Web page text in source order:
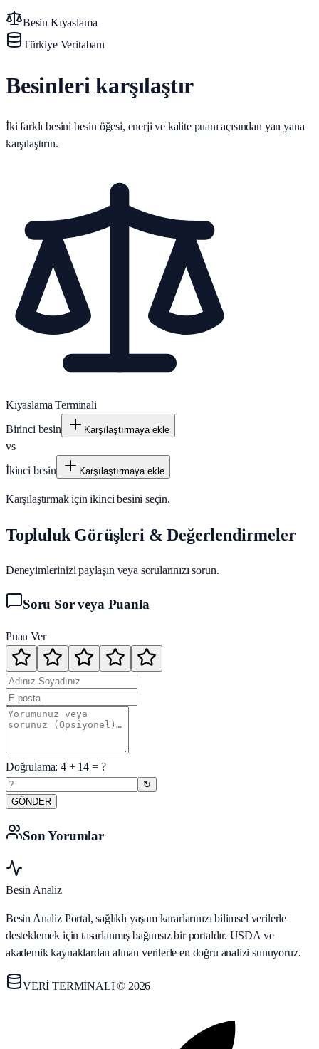
Besin Kıyaslama
Türkiye Veritabanı
Besinleri karşılaştır
İki farklı besini besin öğesi, enerji ve kalite puanı açısından yan yana
karşılaştırın.
Kıyaslama Terminali
Birinci besin
Karşılaştırmaya ekle
vs
İkinci besin
Karşılaştırmaya ekle
Karşılaştırmak için ikinci besini seçin.
Topluluk Görüşleri & Değerlendirmeler
Deneyimlerinizi paylaşın veya sorularınızı sorun.
Soru Sor veya Puanla
Puan Ver
Doğrulama:4+ 14 = ?
↻
GÖNDER
Son Yorumlar
Besin Analiz
Besin Analiz Portal, sağlıklı yaşam kararlarınızı bilimsel verilerle
desteklemek için tasarlanmış bağımsız bir portaldır. USDA ve
akademik kaynaklardan alınan verilerle en doğru analizi sunuyoruz.
VERİ TERMİNALİ © 2026